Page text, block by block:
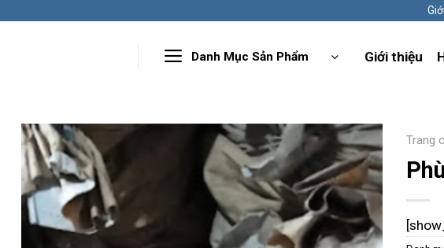
Danh Mục Sản Phẩm Giới thiệu
Trang